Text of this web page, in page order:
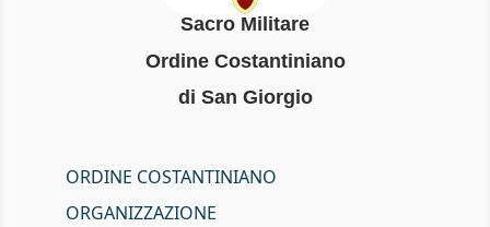
Sacro Militare
Ordine Costantiniano
di San Giorgio
ORDINE COSTANTINIANO
ORGANIZZAZIONE